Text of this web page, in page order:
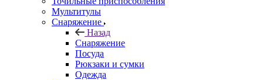
Мультитулы
Снаряжение
Назад
Снаряжение
Посуда
Рюкзаки и сумки
Одежда